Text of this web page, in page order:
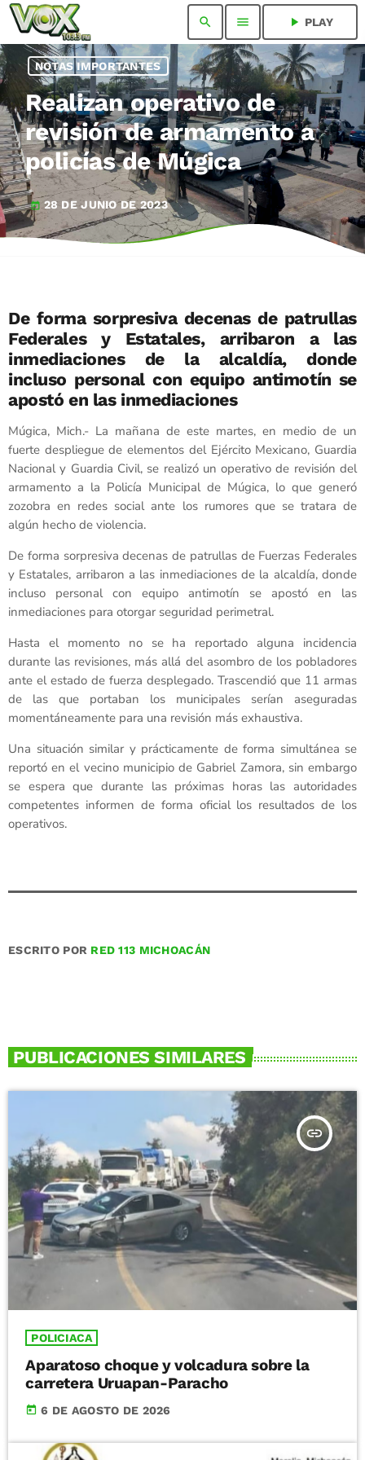
search menu play_arrow PLAY
NOTAS IMPORTANTES
Realizan operativo de
revisión de armamento a
policías de Múgica
today 28 DE JUNIO DE 2023
De forma sorpresiva decenas de patrullas
Federales y Estatales, arribaron a las
inmediaciones de la alcaldía, donde
incluso personal con equipo antimotín se
apostó en las inmediaciones
Múgica, Mich.- La mañana de este martes, en medio de un
fuerte despliegue de elementos del Ejército Mexicano, Guardia
Nacional y Guardia Civil, se realizó un operativo de revisión del
armamento a la Policía Municipal de Múgica, lo que generó
zozobra en redes social ante los rumores que se tratara de
algún hecho de violencia.
De forma sorpresiva decenas de patrullas de Fuerzas Federales
y Estatales, arribaron a las inmediaciones de la alcaldía, donde
incluso personal con equipo antimotín se apostó en las
inmediaciones para otorgar seguridad perimetral.
Hasta el momento no se ha reportado alguna incidencia
durante las revisiones, más allá del asombro de los pobladores
ante el estado de fuerza desplegado. Trascendió que 11 armas
de las que portaban los municipales serían aseguradas
momentáneamente para una revisión más exhaustiva.
Una situación similar y prácticamente de forma simultánea se
reportó en el vecino municipio de Gabriel Zamora, sin embargo
se espera que durante las próximas horas las autoridades
competentes informen de forma oficial los resultados de los
operativos.
ESCRITO POR RED 113 MICHOACÁN
PUBLICACIONES SIMILARES
insert_link
POLICIACA
Aparatoso choque y volcadura sobre la
carretera Uruapan-Paracho
today 6 DE AGOSTO DE 2026